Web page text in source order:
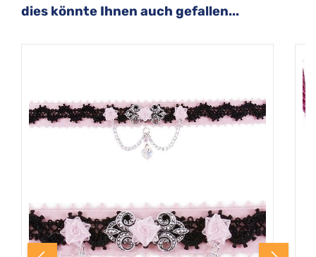
Produktgalerie überspringen
dies könnte Ihnen auch gefallen...